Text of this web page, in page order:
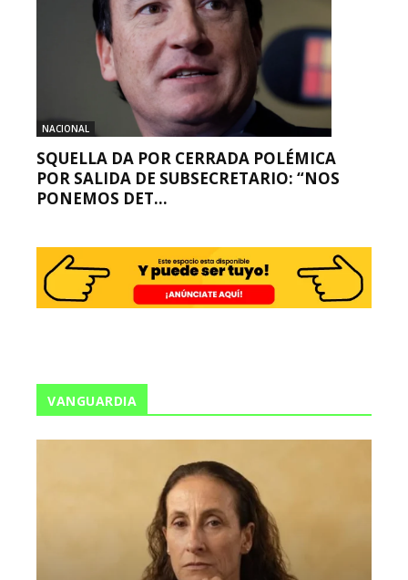
NACIONAL
SQUELLA DA POR CERRADA POLÉMICA
POR SALIDA DE SUBSECRETARIO: “NOS
PONEMOS DET...
VANGUARDIA